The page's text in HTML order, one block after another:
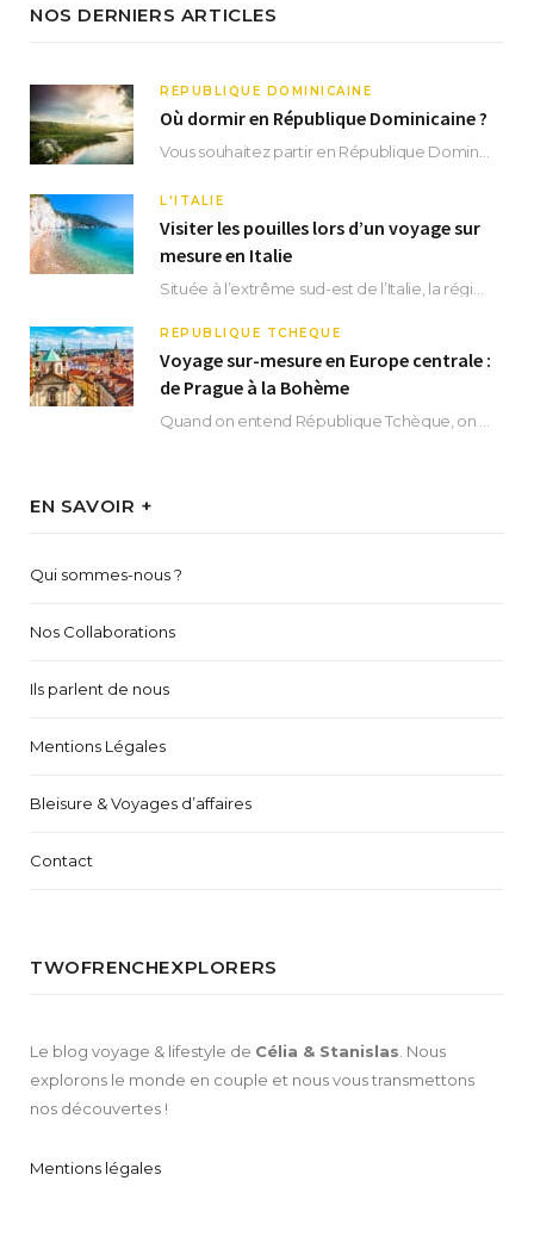
NOS DERNIERS ARTICLES
RÉPUBLIQUE DOMINICAINE
Où dormir en République Dominicaine ?
L'ITALIE
Visiter les pouilles lors d’un voyage sur
mesure en Italie
RÉPUBLIQUE TCHÈQUE
Voyage sur-mesure en Europe centrale :
de Prague à la Bohème
EN SAVOIR +
Qui sommes-nous ?
Nos Collaborations
Ils parlent de nous
Mentions Légales
Bleisure & Voyages d’affaires
Contact
TWOFRENCHEXPLORERS
Le blog voyage & lifestyle de Célia & Stanislas . Nous
explorons le monde en couple et nous vous transmettons
nos découvertes !
Mentions légales